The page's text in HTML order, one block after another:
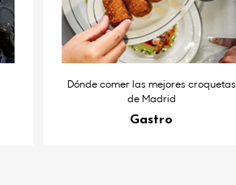
Dónde comer las mejores croquetas
de Madrid
Gastro